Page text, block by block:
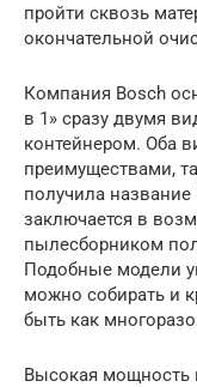
пройти сквозь
окончательной
Компания Bosch
в 1» сразу двумя
контейнером. Оба
преимуществами,
получила название
заключается в
пылесборником
Подобные модели
можно собирать и
быть как
Высокая мощность